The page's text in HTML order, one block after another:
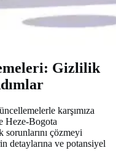
Gizlilik
karşımıza
Heze-Bogota
çözmeyi
detaylarına ve potansiyel